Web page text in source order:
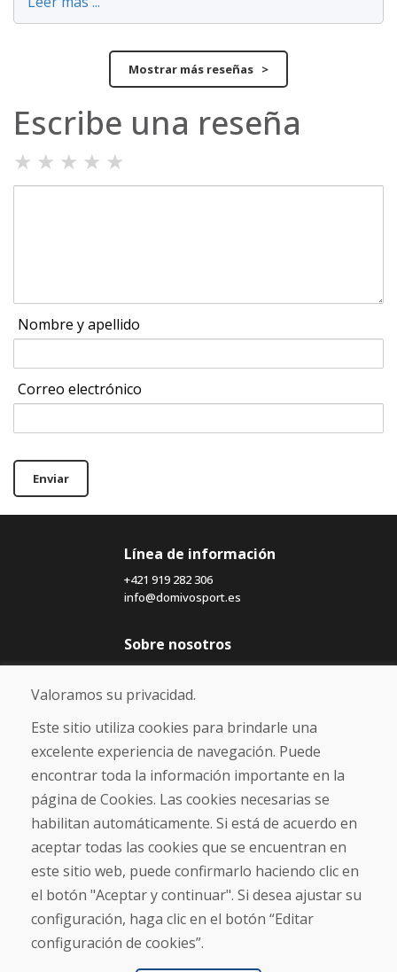
Mostrar más reseñas >
Escribe una reseña
★ ★ ★ ★ ★
Nombre y apellido
Correo electrónico
Enviar
Línea de información
+421 919 282 306
info@domivosport.es
Sobre nosotros
Blog
Sobre nosotros
Comercio
Contacto
Compra
Tienda electrónica
Envío y pago
NORMAS DE RECLAMACIÓN
Devolución y cambio de mercancías
Política de privacidad
Cookies
Valoramos su privacidad.
Este sitio utiliza cookies para brindarle una
excelente experiencia de navegación. Puede
encontrar toda la información importante en la
página de Cookies. Las cookies necesarias se
habilitan automáticamente. Si está de acuerdo en
aceptar todas las cookies que se encuentran en
este sitio web, puede confirmarlo haciendo clic en
el botón "Aceptar y continuar". Si desea ajustar su
configuración, haga clic en el botón “Editar
configuración de cookies”.